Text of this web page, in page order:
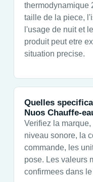
thermodynamique
taille de la piece,
l'usage de nuit et
produit peut etre
situation precise.
Quelles
Nuos Chauffe-
Verifiez la
niveau sonore, la
commande, les
pose. Les valeurs
confirmees dans